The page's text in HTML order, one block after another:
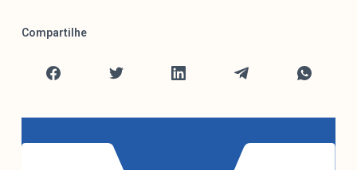
Compartilhe